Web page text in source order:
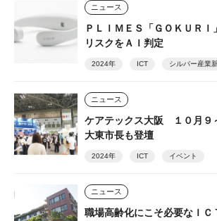
ニュース
ＰＬＩＭＥＳ「ＧＯＫＵＲ
リスクをＡＩ判定
2024年 ICT シルバー産業
ニュース
ケアテックス大阪 １０月
大東市長も登壇
2024年 ICT イベント
ニュース
職場高齢化にこそ必要なＩ